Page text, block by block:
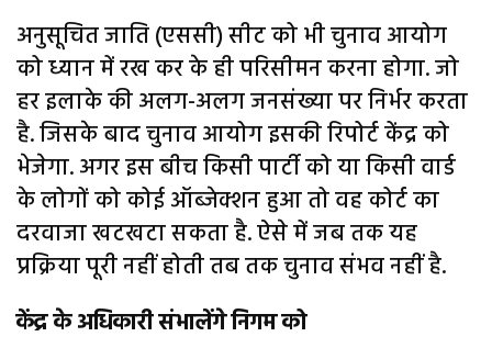
अनुसूचित जाति (एससी) सीट को भी चुनाव आयोग
को ध्यान में रख कर के ही परिसीमन करना होगा. जो
हर इलाके की अलग-अलग जनसंख्या पर निर्भर करता
है. जिसके बाद चुनाव आयोग इसकी रिपोर्ट केंद्र को
भेजेगा. अगर इस बीच किसी पार्टी को या किसी वार्ड
के लोगों को कोई ऑब्जेक्शन हुआ तो वह कोर्ट का
दरवाजा खटखटा सकता है. ऐसे में जब तक यह
प्रक्रिया पूरी नहीं होती तब तक चुनाव संभव नहीं है.
केंद्र के अधिकारी संभालेंगे निगम को